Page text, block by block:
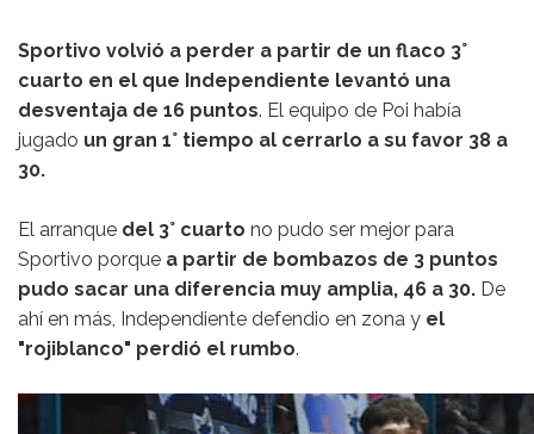
Sportivo volvió a perder a partir de un flaco 3°
cuarto en el que Independiente levantó una
desventaja de 16 puntos. El equipo de Poi había
jugado un gran 1° tiempo al cerrarlo a su favor 38 a
30.
El arranque del 3° cuarto no pudo ser mejor para
Sportivo porque a partir de bombazos de 3 puntos
pudo sacar una diferencia muy amplia, 46 a 30. De
ahí en más, Independiente defendio en zona y el
"rojiblanco" perdió el rumbo.